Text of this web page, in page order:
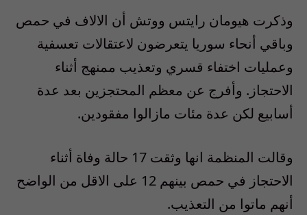
وذكرت هيومان رايتس ووتش أن الالاف في حمص
وباقي أنحاء سوريا يتعرضون لاعتقالات تعسفية
وعمليات اختفاء قسري وتعذيب ممنهج أثناء
الاحتجاز. وأفرج عن معظم المحتجزين بعد عدة
أسابيع لكن عدة مئات مازالوا مفقودين.
وقالت المنظمة انها وثقت 17 حالة وفاة أثناء
الاحتجاز في حمص بينهم 12 على الاقل من الواضح
أنهم ماتوا من التعذيب.